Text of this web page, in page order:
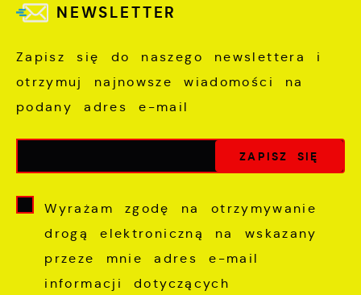
NEWSLETTER
Zapisz się do naszego newslettera i
otrzymuj najnowsze wiadomości na
podany adres e-mail
Wyrażam zgodę na otrzymywanie
drogą elektroniczną na wskazany
przeze mnie adres e-mail
informacji dotyczących